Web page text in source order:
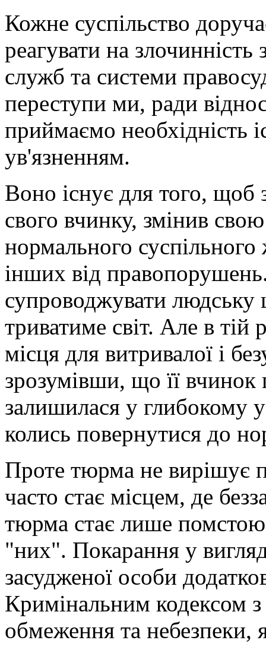
Кожне суспільство
реагувати на
служб та системи
переступи ми, ради
приймаємо необхідність
ув'язненням.
Воно існує для того, щоб
свого вчинку, змінив
нормального
інших від
супроводжувати людську
триватиме світ. Але в тій
місця для витривалої і
зрозумівши, що її вчинок
залишилася у глибокому
колись повернутися до
Проте тюрма не вирішує
часто стає місцем, де
тюрма стає лише
"них". Покарання у
засудженої особи
Кримінальним кодексом
обмеження та небезпеки,